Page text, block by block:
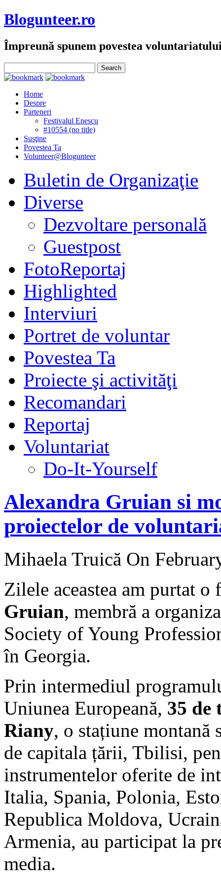
Blogunteer.ro
Împreună spunem povestea
Home
Despre
Parteneri
Festivalul Enescu
#10554 (no title)
Susţine
Povestea Ta
Volunteer@Blogunteer
Buletin de Organizaţie
Diverse
Dezvoltare personală
Guestpost
FotoReportaj
Highlighted
Interviuri
Portret de voluntar
Povestea Ta
Proiecte şi activităţi
Recomandari
Reportaj
Voluntariat
Do-It-Yourself
Alexandra Gruian si
proiectelor de
Mihaela Truică On
Zilele aceastea am purtat
Gruian, membră a
Society of Young
în Georgia.
Prin intermediul
Uniunea Europeană, 35 de
Riany, o stațiune montană
de capitala țării, Tbilisi,
instrumentelor oferite de
Italia, Spania, Polonia,
Republica Moldova,
Armenia, au participat la
media.